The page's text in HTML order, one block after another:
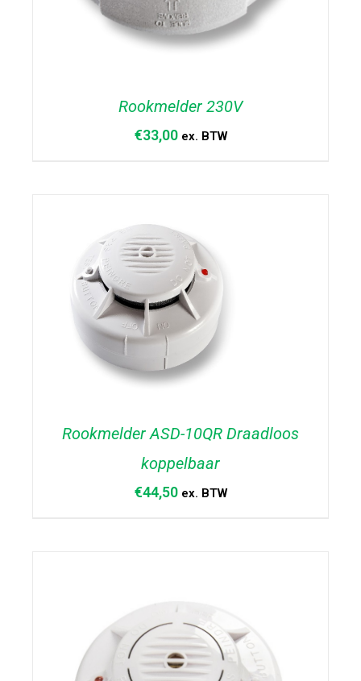
TOEVOEGEN AAN WINKELWAGEN
Rookmelder 230V
€33,00 ex. BTW
TOEVOEGEN AAN WINKELWAGEN
Rookmelder ASD-10QR Draadloos
koppelbaar
€44,50 ex. BTW